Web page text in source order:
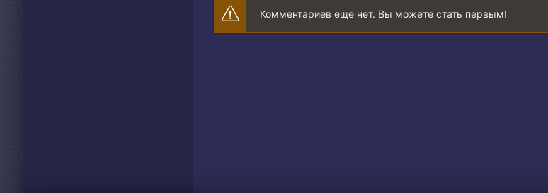
Комментариев еще нет. Вы можете стать первым!